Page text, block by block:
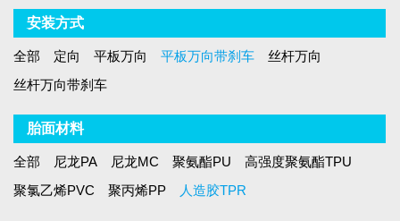
安装方式
全部 定向 平板万向 平板万向带刹车
丝杆万向
丝杆万向带刹车
胎面材料
全部 尼龙PA 尼龙MC 聚氨酯PU
高强度聚氨酯TPU
聚氯乙烯PVC
聚丙烯PP 人造胶TPR